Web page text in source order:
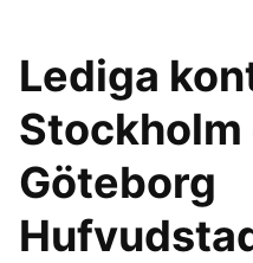
Lediga
Stockholm
Göteborg